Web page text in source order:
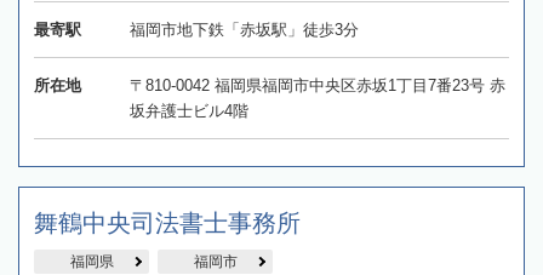
最寄駅 福岡市地下鉄「赤坂駅」徒歩3分
所在地
〒810-0042 福岡県福岡市中央区赤坂1丁目7番23号 赤
坂弁護士ビル4階
舞鶴中央司法書士事務所
福岡県 福岡市